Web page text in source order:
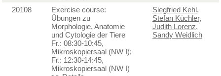
20108
Exercise course:
Übungen zu
Morphologie, Anatomie
und Cytologie der Tiere
Fr.: 08:30-10:45,
Mikroskopiersaal (NW I);
Fr.: 12:30-14:45,
Mikroskopiersaal (NW I)
Siegfried Kehl,
Stefan Küchler,
Judith Lorenz,
Sandy Weidlich